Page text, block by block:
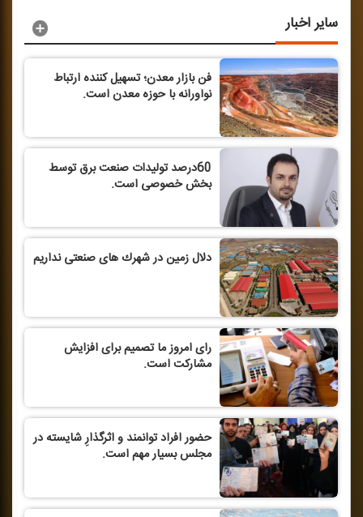
سایر اخبار
فن بازار معدن؛ تسهیل كننده ارتباط
نوآورانه با حوزه معدن است.
60درصد تولیدات صنعت برق توسط
بخش خصوصی است.
دلال زمین در شهرك های صنعتی نداریم
رای امروز ما تصمیم برای افزایش
مشاركت است.
حضور افراد توانمند و اثرگذارِ شایسته در
مجلس بسیار مهم است.